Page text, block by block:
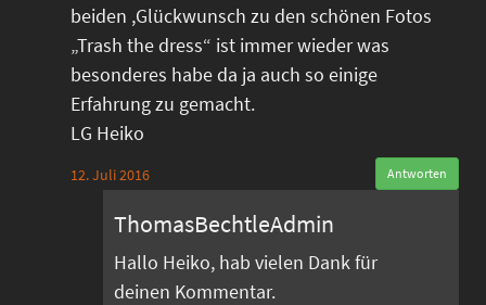
beiden ,Glückwunsch zu den schönen Fotos
„Trash the dress“ ist immer wieder was
besonderes habe da ja auch so einige
Erfahrung zu gemacht.
LG Heiko
12. Juli 2016 Antworten
ThomasBechtleAdmin
Hallo Heiko, hab vielen Dank für
deinen Kommentar.